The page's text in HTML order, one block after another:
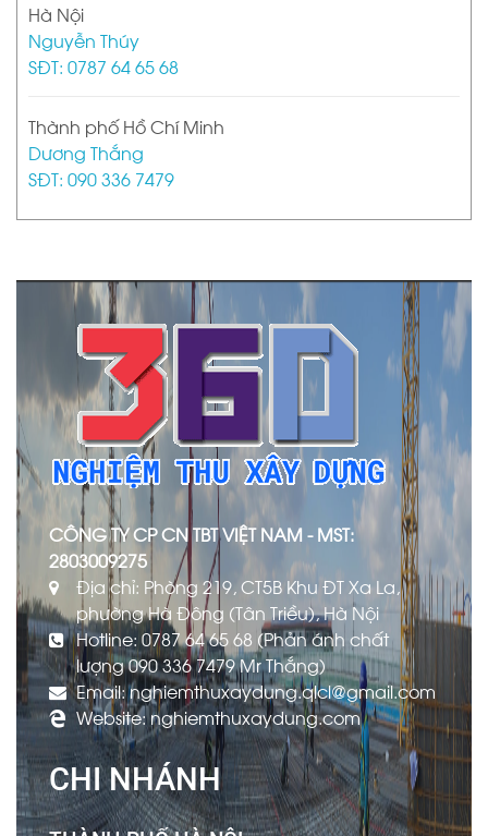
Hà Nội
Nguyễn Thúy
SĐT: 0787 64 65 68
Thành phố Hồ Chí Minh
Dương Thắng
SĐT: 090 336 7479
CÔNG TY CP CN TBT VIỆT NAM - MST:
2803009275
Địa chỉ: Phòng 219, CT5B Khu ĐT Xa La,
phường Hà Đông (Tân Triều), Hà Nội
Hotline: 0787 64 65 68 (Phản ánh chất
lượng 090 336 7479 Mr Thắng)
Email: nghiemthuxaydung.qlcl@gmail.com
Website: nghiemthuxaydung.com
CHI NHÁNH